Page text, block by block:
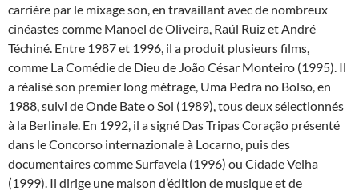
carrière par le mixage son, en travaillant avec de nombreux
cinéastes comme Manoel de Oliveira, Raúl Ruiz et André
Téchiné. Entre 1987 et 1996, il a produit plusieurs films,
comme La Comédie de Dieu de João César Monteiro (1995). Il
a réalisé son premier long métrage, Uma Pedra no Bolso, en
1988, suivi de Onde Bate o Sol (1989), tous deux sélectionnés
à la Berlinale. En 1992, il a signé Das Tripas Coração présenté
dans le Concorso internazionale à Locarno, puis des
documentaires comme Surfavela (1996) ou Cidade Velha
(1999). Il dirige une maison d’édition de musique et de